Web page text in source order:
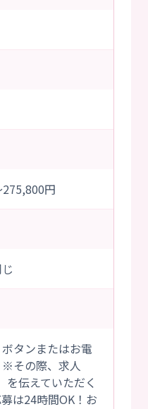
円
タンまたはお電
※その際、求人
伝えていただく
は24時間OK！お